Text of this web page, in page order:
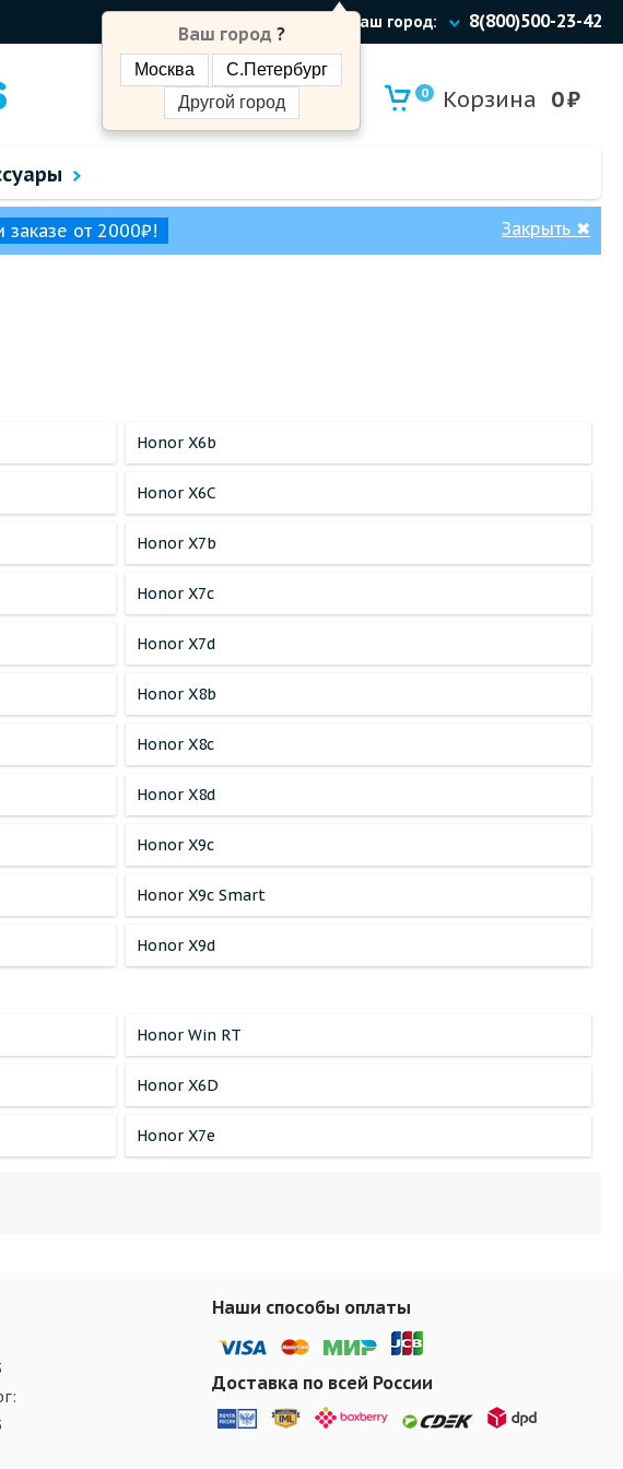
Ваш город:
Ваш город ?
Москва
С.Петербург
Другой город
8(800)500-23-42
0 Корзина 0₽
от 2000₽! Закрыть ✖
Honor X6b
Honor X6C
Honor X7b
Honor X7c
Honor X7d
Honor X8b
Honor X8c
Honor X8d
Honor X9c
Honor X9c Smart
Honor X9d
Honor Win RT
Honor X6D
Honor X7e
Наши способы оплаты
Доставка по всей России